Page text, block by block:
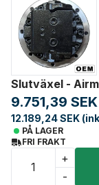
Slutväxel -
9.751,39 SEK
12.189,24 SEK
PÅ LAGER
FRI FRAKT
+
-